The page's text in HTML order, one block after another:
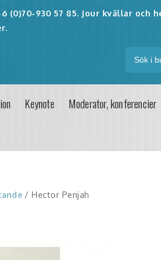
(0)70-930 57 85. Jour kvällar och
Keynote Moderator, konferencier
/ Hector Penjah